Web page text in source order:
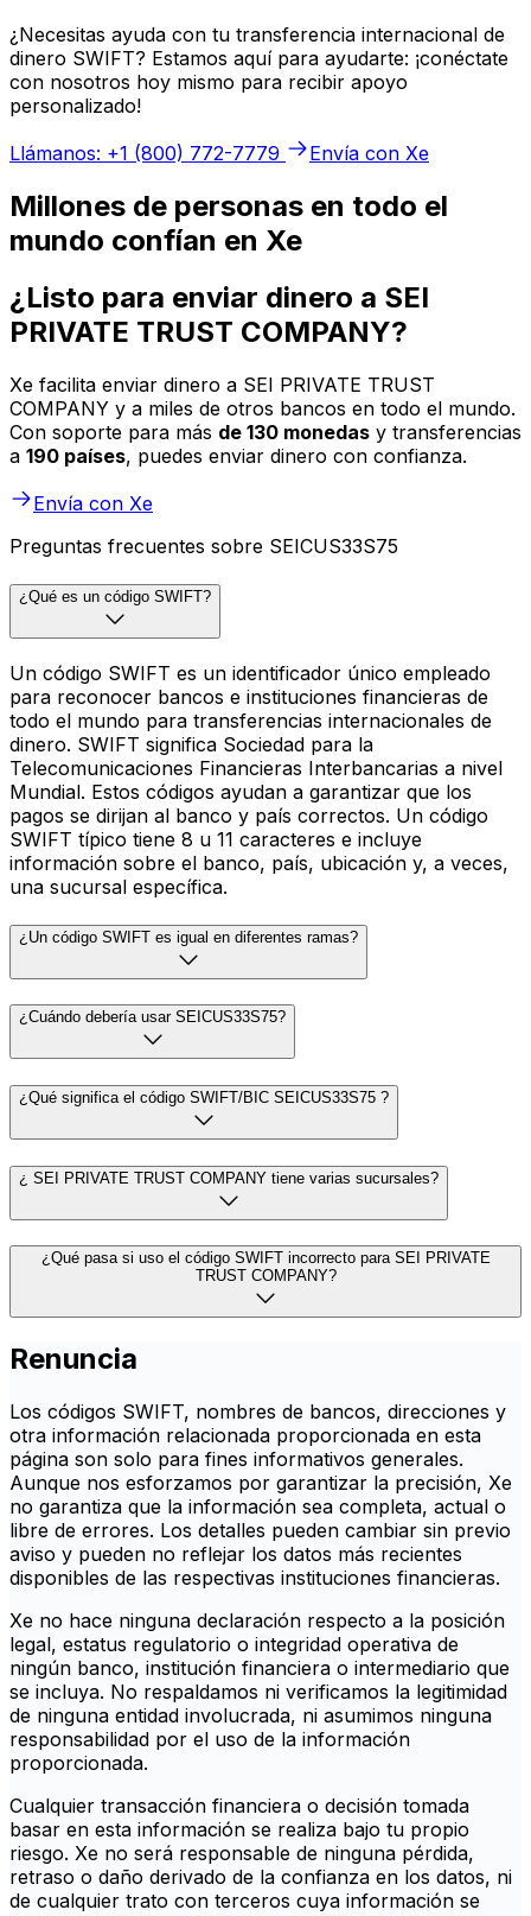
¿Necesitas ayuda con tu transferencia internacional de
dinero SWIFT? Estamos aquí para ayudarte: ¡conéctate
con nosotros hoy mismo para recibir apoyo
personalizado!
Llámanos: +1 (800) 772-7779
Envía con Xe
Millones de personas en todo el
mundo confían en Xe
¿Listo para enviar dinero a SEI
PRIVATE TRUST COMPANY?
Xe facilita enviar dinero a SEI PRIVATE TRUST
COMPANY y a miles de otros bancos en todo el mundo.
Con soporte para más de 130 monedas y transferencias
a 190 países, puedes enviar dinero con confianza.
Envía con Xe
Preguntas frecuentes sobre SEICUS33S75
¿Qué es un código SWIFT?
Un código SWIFT es un identificador único empleado
para reconocer bancos e instituciones financieras de
todo el mundo para transferencias internacionales de
dinero. SWIFT significa Sociedad para la
Telecomunicaciones Financieras Interbancarias a nivel
Mundial. Estos códigos ayudan a garantizar que los
pagos se dirijan al banco y país correctos. Un código
SWIFT típico tiene 8 u 11 caracteres e incluye
información sobre el banco, país, ubicación y, a veces,
una sucursal específica.
¿Un código SWIFT es igual en diferentes ramas?
¿Cuándo debería usar SEICUS33S75?
¿Qué significa el código SWIFT/BIC SEICUS33S75 ?
¿ SEI PRIVATE TRUST COMPANY tiene varias sucursales?
¿Qué pasa si uso el código SWIFT incorrecto para SEI PRIVATE
TRUST COMPANY?
Renuncia
Los códigos SWIFT, nombres de bancos, direcciones y
otra información relacionada proporcionada en esta
página son solo para fines informativos generales.
Aunque nos esforzamos por garantizar la precisión, Xe
no garantiza que la información sea completa, actual o
libre de errores. Los detalles pueden cambiar sin previo
aviso y pueden no reflejar los datos más recientes
disponibles de las respectivas instituciones financieras.
Xe no hace ninguna declaración respecto a la posición
legal, estatus regulatorio o integridad operativa de
ningún banco, institución financiera o intermediario que
se incluya. No respaldamos ni verificamos la legitimidad
de ninguna entidad involucrada, ni asumimos ninguna
responsabilidad por el uso de la información
proporcionada.
Cualquier transacción financiera o decisión tomada
basar en esta información se realiza bajo tu propio
riesgo. Xe no será responsable de ninguna pérdida,
retraso o daño derivado de la confianza en los datos, ni
de cualquier trato con terceros cuya información se